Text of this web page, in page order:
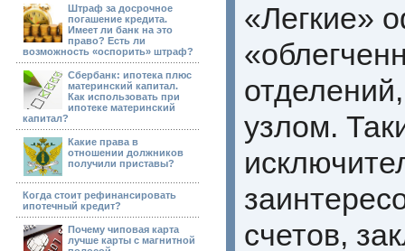
Штраф за досрочное
погашение кредита.
Имеет ли банк на это
право? Есть ли
возможность «оспорить» штраф?
Сбербанк: ипотека плюс
материнский капитал.
Как использовать при
ипотеке материнский
капитал?
Какие права в
отношении должников
получили приставы?
Когда стоит рефинансировать
ипотечный кредит?
Почему чиповая карта
лучше карты с магнитной
«Легкие»
узлом.
счетов,